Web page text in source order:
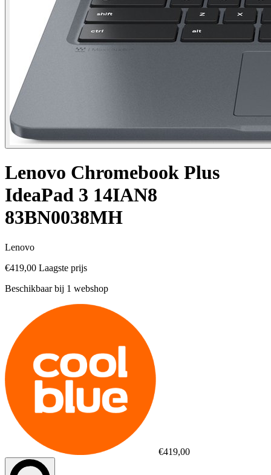
Lenovo Chromebook Plus
IdeaPad 3 14IAN8
83BN0038MH
Lenovo
€419,00 Laagste prijs
Beschikbaar bij 1 webshop
€419,00